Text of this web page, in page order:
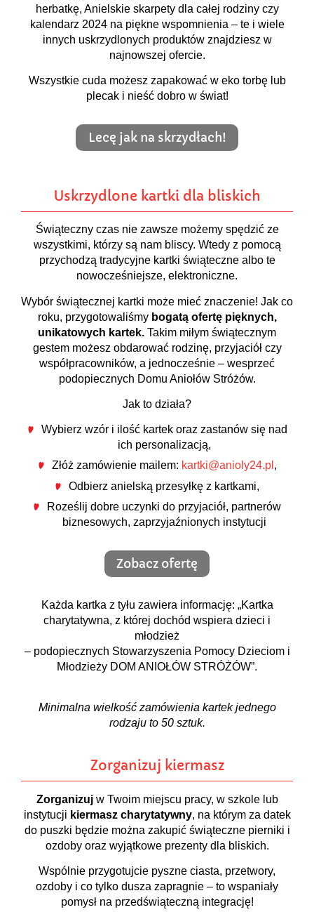
herbatkę, Anielskie skarpety dla całej rodziny czy
kalendarz 2024 na piękne wspomnienia – te i wiele
innych uskrzydlonych produktów znajdziesz w
najnowszej ofercie.
Wszystkie cuda możesz zapakować w eko torbę lub
plecak i nieść dobro w świat!
Lecę jak na skrzydłach!
Uskrzydlone kartki dla bliskich
Świąteczny czas nie zawsze możemy spędzić ze
wszystkimi, którzy są nam bliscy. Wtedy z pomocą
przychodzą tradycyjne kartki świąteczne albo te
nowocześniejsze, elektroniczne.
Wybór świątecznej kartki może mieć znaczenie! Jak co
roku, przygotowaliśmy bogatą ofertę pięknych,
unikatowych kartek. Takim miłym świątecznym
gestem możesz obdarować rodzinę, przyjaciół czy
współpracowników, a jednocześnie – wesprzeć
podopiecznych Domu Aniołów Stróżów.
Jak to działa?
Wybierz wzór i ilość kartek oraz zastanów się nad
ich personalizacją,
Złóż zamówienie mailem: kartki@anioly24.pl ,
Odbierz anielską przesyłkę z kartkami,
Roześlij dobre uczynki do przyjaciół, partnerów
biznesowych, zaprzyjaźnionych instytucji
Zobacz ofertę
Każda kartka z tyłu zawiera informację: „Kartka
charytatywna, z której dochód wspiera dzieci i
młodzież
– podopiecznych Stowarzyszenia Pomocy Dzieciom i
Młodzieży DOM ANIOŁÓW STRÓŻÓW”.
Minimalna wielkość zamówienia kartek jednego
rodzaju to 50 sztuk.
Zorganizuj kiermasz
Zorganizujw Twoim miejscu pracy, w szkole lub
instytucji kiermasz charytatywny, na którym za datek
do puszki będzie można zakupić świąteczne pierniki i
ozdoby oraz wyjątkowe prezenty dla bliskich.
Wspólnie przygotujcie pyszne ciasta, przetwory,
ozdoby i co tylko dusza zapragnie – to wspaniały
pomysł na przedświąteczną integrację!